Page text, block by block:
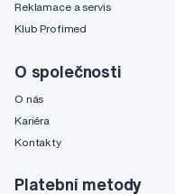
Reklamace a servis
Klub Profimed
O společnosti
O nás
Kariéra
Kontakty
Platební metody